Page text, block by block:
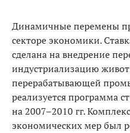
Динамичные перемены
секторе экономики.
сделана на внедрение
индустриализацию
перерабатывающей
реализуется программа
на 2007–2010 гг.
экономических мер был